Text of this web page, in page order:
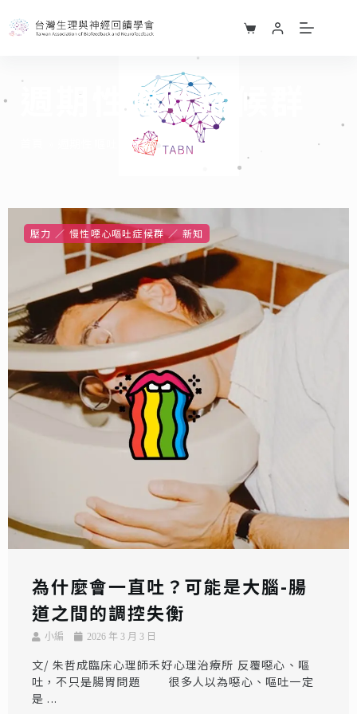
週期性嘔吐症候群
週期性嘔吐症候群
壓力 慢性噁心嘔吐症候群 新知
為什麼會一直吐？可能是大腦-腸
道之間的調控失衡
小編 2026 年 3 月 3 日
文/ 朱哲成臨床心理師禾好心理治療所 反覆噁心、嘔
吐，不只是腸胃問題 很多人以為噁心、嘔吐一定
是 ...